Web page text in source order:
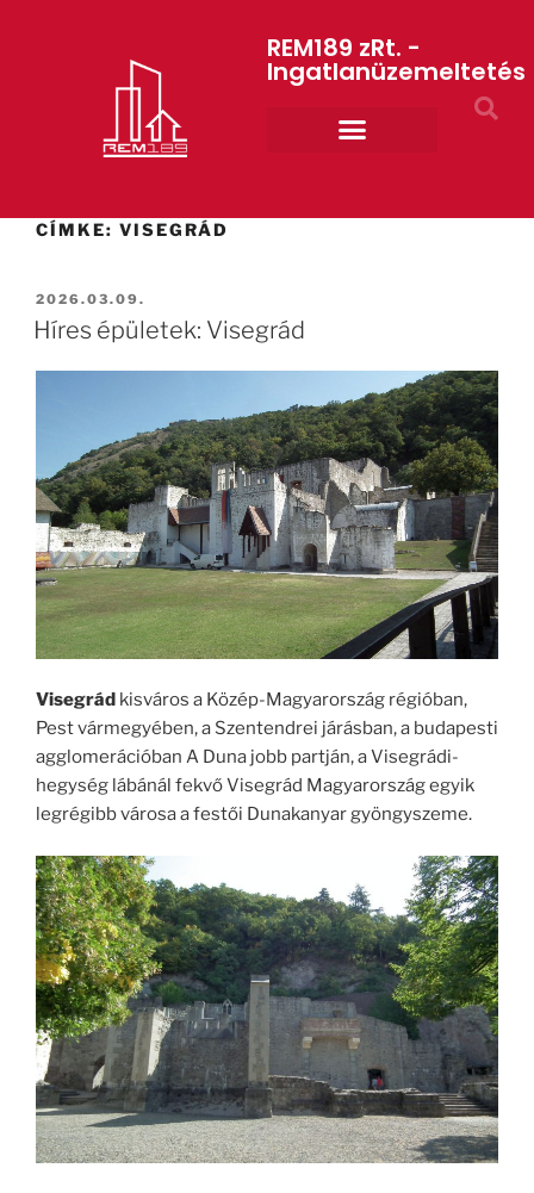
REM189 zRt. -
Ingatlanüzemeltetés
CÍMKE: VISEGRÁD
2026.03.09.
Híres épületek: Visegrád
Visegrád kisváros a Közép-Magyarország régióban,
Pest vármegyében, a Szentendrei járásban, a budapesti
agglomerációban A Duna jobb partján, a Visegrádi-
hegység lábánál fekvő Visegrád Magyarország egyik
legrégibb városa a festői Dunakanyar gyöngyszeme.